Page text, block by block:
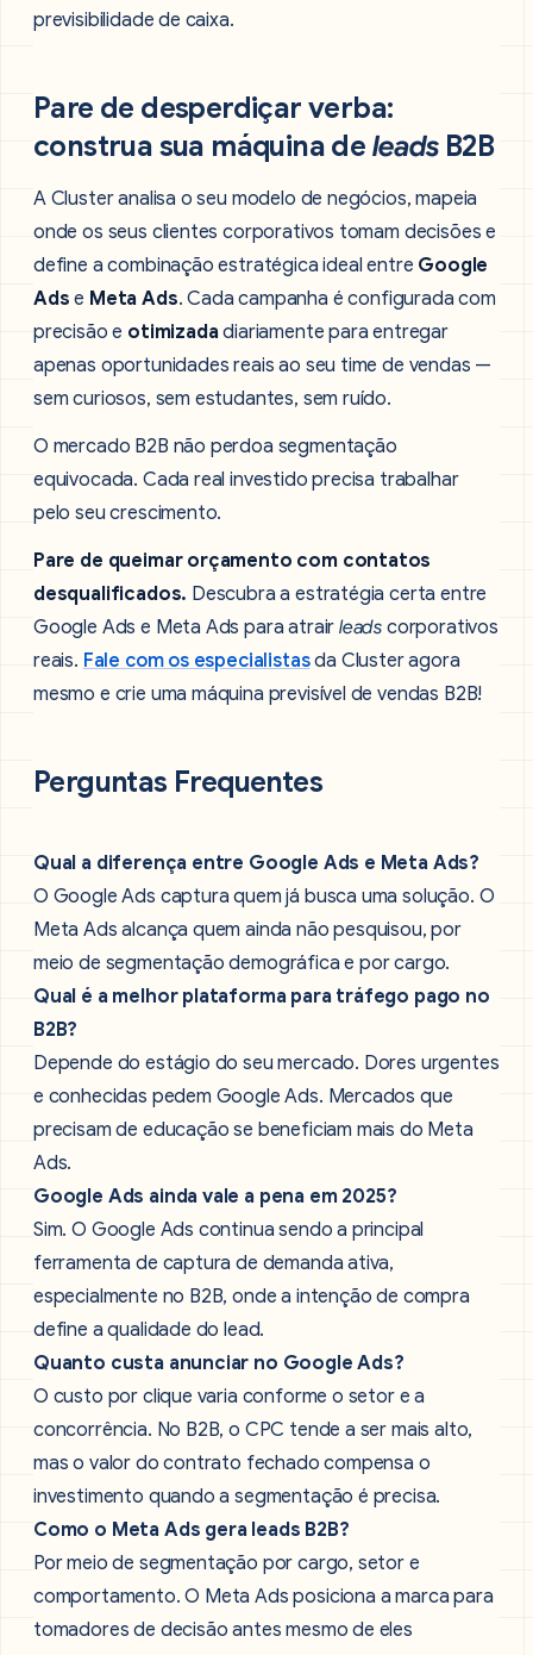
previsibilidade de caixa.
Pare de desperdiçar verba:
construa sua máquina de leads B2B
A Cluster analisa o seu modelo de negócios, mapeia
onde os seus clientes corporativos tomam decisões e
define a combinação estratégica ideal entre Google
Ads e Meta Ads. Cada campanha é configurada com
precisão e otimizada diariamente para entregar
apenas oportunidades reais ao seu time de vendas —
sem curiosos, sem estudantes, sem ruído.
O mercado B2B não perdoa segmentação
equivocada. Cada real investido precisa trabalhar
pelo seu crescimento.
Pare de queimar orçamento com contatos
desqualificados. Descubra a estratégia certa entre
Google Ads e Meta Ads para atrair leads corporativos
reais. Fale com os especialistasda Cluster agora
mesmo e crie uma máquina previsível de vendas B2B!
Perguntas Frequentes
Qual a diferença entre Google Ads e Meta Ads?
O Google Ads captura quem já busca uma solução. O
Meta Ads alcança quem ainda não pesquisou, por
meio de segmentação demográfica e por cargo.
Qual é a melhor plataforma para tráfego pago no
B2B?
Depende do estágio do seu mercado. Dores urgentes
e conhecidas pedem Google Ads. Mercados que
precisam de educação se beneficiam mais do Meta
Ads.
Google Ads ainda vale a pena em 2025?
Sim. O Google Ads continua sendo a principal
ferramenta de captura de demanda ativa,
especialmente no B2B, onde a intenção de compra
define a qualidade do lead.
Quanto custa anunciar no Google Ads?
O custo por clique varia conforme o setor e a
concorrência. No B2B, o CPC tende a ser mais alto,
mas o valor do contrato fechado compensa o
investimento quando a segmentação é precisa.
Como o Meta Ads gera leads B2B?
Por meio de segmentação por cargo, setor e
comportamento. O Meta Ads posiciona a marca para
tomadores de decisão antes mesmo de eles